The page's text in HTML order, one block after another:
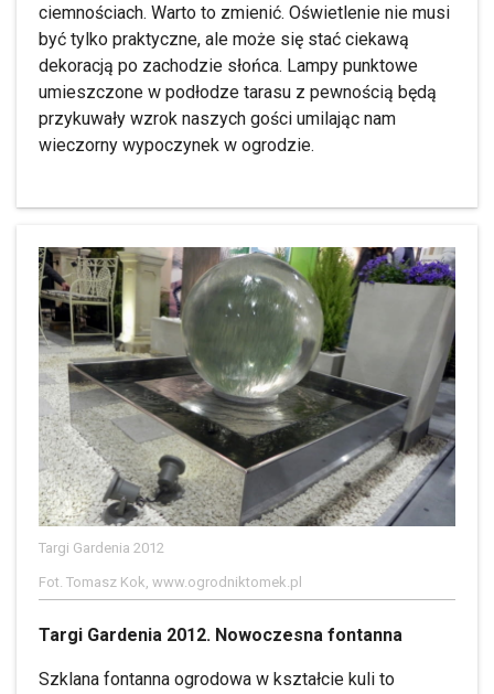
ciemnościach. Warto to zmienić. Oświetlenie nie musi
być tylko praktyczne, ale może się stać ciekawą
dekoracją po zachodzie słońca. Lampy punktowe
umieszczone w podłodze tarasu z pewnością będą
przykuwały wzrok naszych gości umilając nam
wieczorny wypoczynek w ogrodzie.
Targi Gardenia 2012
Fot. Tomasz Kok, www.ogrodniktomek.pl
Targi Gardenia 2012. Nowoczesna fontanna
Szklana fontanna ogrodowa w kształcie kuli to